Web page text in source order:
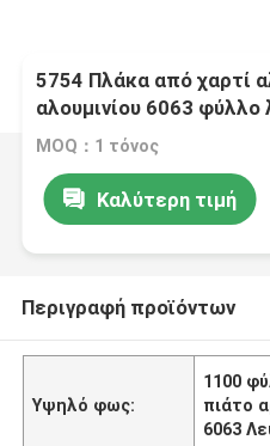
5754 Πλάκα από χαρτί
αλουμινίου 6063 φύλλο
αλουμινίου 7075 πλάκα
MOQ：1 τόνος
Καλύτερη τιμή
Περιγραφή προϊόντων
Υψηλό φως:
1100
πιάτο
6063